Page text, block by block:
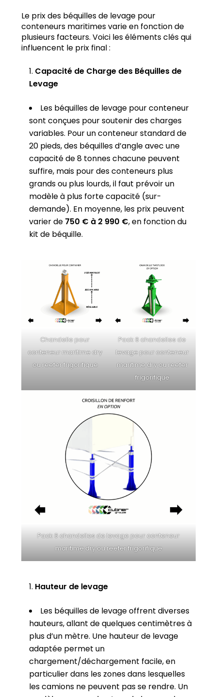
Le prix des béquilles de levage pour
conteneurs maritimes varie en fonction de
plusieurs facteurs. Voici les éléments clés qui
influencent le prix final :
Capacité de Charge des Béquilles de
Levage
Les béquilles de levage pour conteneur
sont conçues pour soutenir des charges
variables. Pour un conteneur standard de
20 pieds, des béquilles d’angle avec une
capacité de 8 tonnes chacune peuvent
suffire, mais pour des conteneurs plus
grands ou plus lourds, il faut prévoir un
modèle à plus forte capacité (sur-
demande). En moyenne, les prix peuvent
varier de 750 € à 2 990 €, en fonction du
kit de béquille.
Chandelle pour
conteneur maritime dry
ou reefer frigorifique
Pack 6 chandelles de
levage pour conteneur
maritime dry ou reefer
frigorifique
Pack 6 chandelles de levage pour conteneur
maritime dry ou reefer frigorifique
Hauteur de levage
Les béquilles de levage offrent diverses
hauteurs, allant de quelques centimètres à
plus d’un mètre. Une hauteur de levage
adaptée permet un
chargement/déchargement facile, en
particulier dans les zones dans lesquelles
les camions ne peuvent pas se rendre. Un